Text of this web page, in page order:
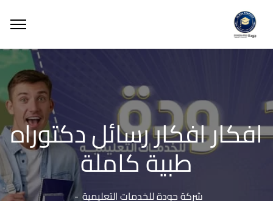
افكار افكار رسائل دكتوراه
طبية كاملة
شركة جودة للخدمات التعليمية